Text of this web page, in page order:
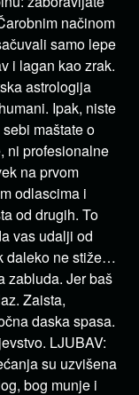
načinom
samo lepe
i lagan kao zrak.
astrologija
Ipak, niste
maštate o
ni profesionalne
na prvom
odlascima i
od drugih. To
vas udalji od
daleko ne stiže…
zabluda. Jer baš
Zaista,
daska spasa.
LJUBAV:
su uzvišena
bog munje i